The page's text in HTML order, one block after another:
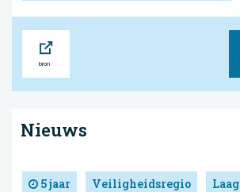
Nieuws
5 jaar Veiligheidsregio Laag